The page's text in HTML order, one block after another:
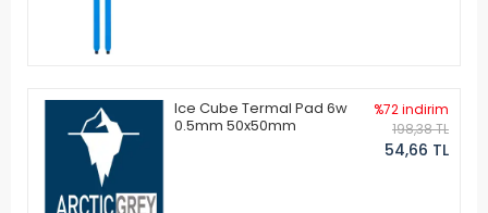
Ice Cube Termal Pad 6w
0.5mm 50x50mm
%72 indirim
198,38 TL
54,66 TL